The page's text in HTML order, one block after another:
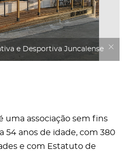
e Desportiva Juncalense
uma associação sem fins
54 anos de idade, com 380
e com Estatuto de